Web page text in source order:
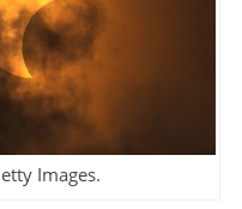
Images.